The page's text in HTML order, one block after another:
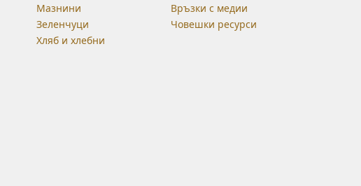
Мазнини
Зеленчуци
Хляб и хлебни
Връзки с медии
Човешки ресурси